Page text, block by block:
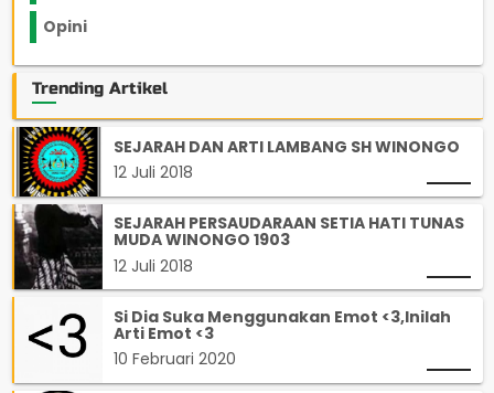
Opini
Trending Artikel
SEJARAH DAN ARTI LAMBANG SH WINONGO
12 Juli 2018
SEJARAH PERSAUDARAAN SETIA HATI TUNAS
MUDA WINONGO 1903
12 Juli 2018
Si Dia Suka Menggunakan Emot <3,Inilah
Arti Emot <3
10 Februari 2020